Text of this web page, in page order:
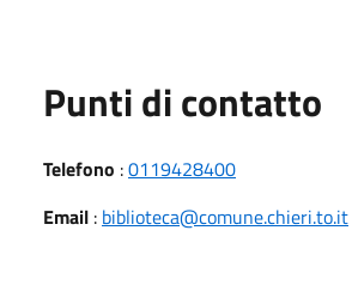
Punti di contatto
Telefono :0119428400
Email : biblioteca@comune.chieri.to.it